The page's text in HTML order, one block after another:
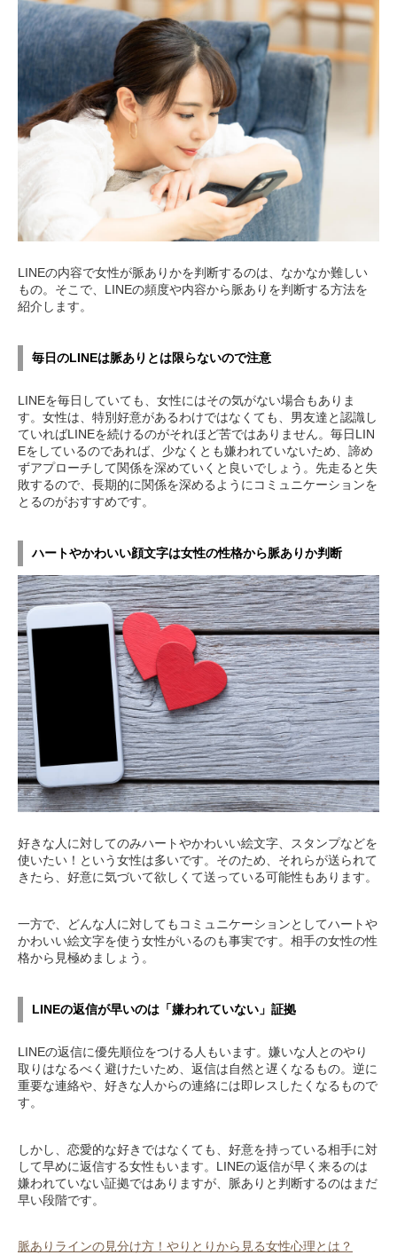
LINEの内容で女性が脈ありかを判断するのは、なかなか難しい
もの。そこで、LINEの頻度や内容から脈ありを判断する方法を
紹介します。
毎日のLINEは脈ありとは限らないので注意
LINEを毎日していても、女性にはその気がない場合もありま
す。女性は、特別好意があるわけではなくても、男友達と認識し
ていればLINEを続けるのがそれほど苦ではありません。毎日LIN
Eをしているのであれば、少なくとも嫌われていないため、諦め
ずアプローチして関係を深めていくと良いでしょう。先走ると失
敗するので、長期的に関係を深めるようにコミュニケーションを
とるのがおすすめです。
ハートやかわいい顔文字は女性の性格から脈ありか判断
好きな人に対してのみハートやかわいい絵文字、スタンプなどを
使いたい！という女性は多いです。そのため、それらが送られて
きたら、好意に気づいて欲しくて送っている可能性もあります。
一方で、どんな人に対してもコミュニケーションとしてハートや
かわいい絵文字を使う女性がいるのも事実です。相手の女性の性
格から見極めましょう。
LINEの返信が早いのは「嫌われていない」証拠
LINEの返信に優先順位をつける人もいます。嫌いな人とのやり
取りはなるべく避けたいため、返信は自然と遅くなるもの。逆に
重要な連絡や、好きな人からの連絡には即レスしたくなるもので
す。
しかし、恋愛的な好きではなくても、好意を持っている相手に対
して早めに返信する女性もいます。LINEの返信が早く来るのは
嫌われていない証拠ではありますが、脈ありと判断するのはまだ
早い段階です。
脈ありラインの見分け方！やりとりから見る女性心理とは？